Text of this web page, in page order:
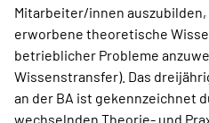
Mitarbeiter/innen
erworbene theoretische
betrieblicher Probleme
Wissenstransfer). Das
an der BA ist gekennzeichnet
wechselnden Theorie- und